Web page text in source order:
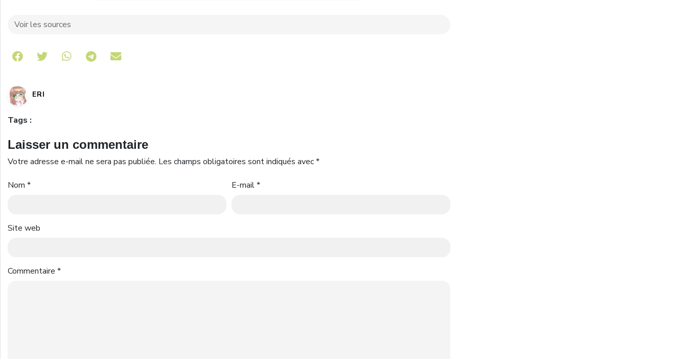
Voir les sources
Share on Telegram
ERI
Tags :
Laisser un commentaire
Votre adresse e-mail ne sera pas publiée. Les champs obligatoires sont indiqués avec*
Nom * E-mail*
Site web
Commentaire *